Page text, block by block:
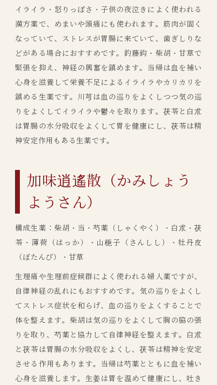
イライラ・怒りっぽさ・子供の夜泣きによく使われる
漢方薬で、めまいや頭痛にも使われます。筋肉が固く
なっていて、ストレスが胃腸に来ていて、歯ぎしりな
どがある場合におすすめです。釣藤鈎・柴胡・甘草で
緊張を抑え、神経の興奮を鎮めます。当帰は血を補い
心身を滋養して栄養不足によるイライラやカリカリを
鎮める生薬です。川芎は血の巡りをよくしつつ気の巡
りをよくしてイライラや鬱々を取ります。茯苓と白朮
は胃腸の水分吸収をよくして胃を健康にし、茯苓は精
神安定作用もある生薬です。
加味逍遙散（かみしょう
ようさん）
構成生薬：柴胡・当・芍薬（しゃくやく）・白朮・茯
苓・薄荷（はっか）・山梔子（さんしし）・牡丹皮
（ぼたんぴ）・甘草
生理痛や生理前症候群によく使われる婦人薬ですが、
自律神経の乱れにもおすすめです。気の巡りをよくし
てストレス症状を和らげ、血の巡りをよくすることで
体を整えます。柴胡は気の巡りをよくして胸の脇の張
りを取り、芍薬と協力して自律神経を整えます。白朮
と茯苓は胃腸の水分吸収をよくし、茯苓は精神を安定
させる作用もあります。当帰は芍薬とともに血を補い
心身を滋養します。生姜は胃を温めて健康にし、吐き